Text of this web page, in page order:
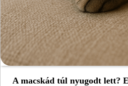
A macskád túl nyugodt lett?